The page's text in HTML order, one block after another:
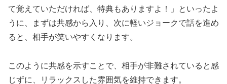
て覚えていただければ、特典もありますよ！」といったよ
うに、まずは共感から入り、次に軽いジョークで話を進め
ると、相手が笑いやすくなります。
このように共感を示すことで、相手が非難されていると感
じずに、リラックスした雰囲気を維持できます。